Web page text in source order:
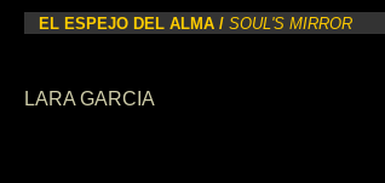
EL ESPEJO DEL ALMA / SOUL'S MIRROR
LARA GARCIA